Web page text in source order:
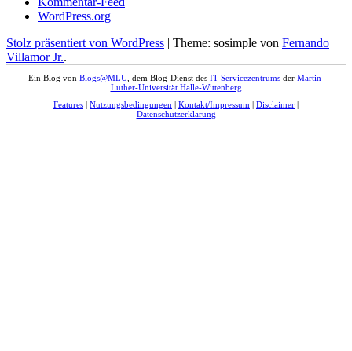
WordPress.org
Stolz präsentiert von WordPress | Theme: sosimple von Fernando
Villamor Jr..
Ein Blog von Blogs@MLU, dem Blog-Dienst des IT-Servicezentrumsder Martin-
Luther-Universität Halle-Wittenberg
Features | Nutzungsbedingungen | Kontakt/Impressum | Disclaimer |
Datenschutzerklärung